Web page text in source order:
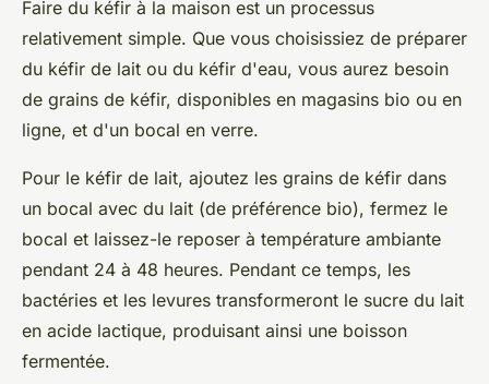
Faire du kéfir à la maison est un processus
relativement simple. Que vous choisissiez de préparer
du kéfir de lait ou du kéfir d'eau, vous aurez besoin
de grains de kéfir, disponibles en magasins bio ou en
ligne, et d'un bocal en verre.
Pour le kéfir de lait, ajoutez les grains de kéfir dans
un bocal avec du lait (de préférence bio), fermez le
bocal et laissez-le reposer à température ambiante
pendant 24 à 48 heures. Pendant ce temps, les
bactéries et les levures transformeront le sucre du lait
en acide lactique, produisant ainsi une boisson
fermentée.